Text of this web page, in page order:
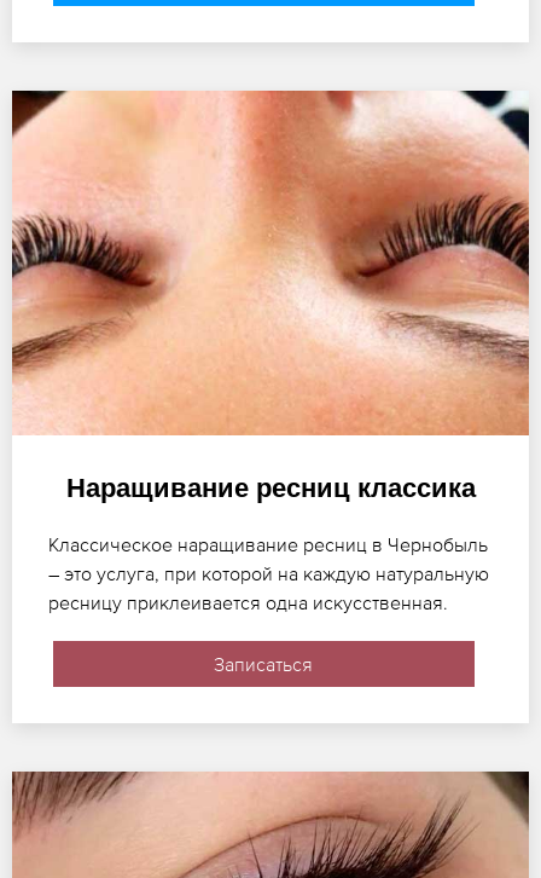
Наращивание ресниц классика
Классическое наращивание ресниц в Чернобыль
– это услуга, при которой на каждую натуральную
ресницу приклеивается одна искусственная.
Записаться